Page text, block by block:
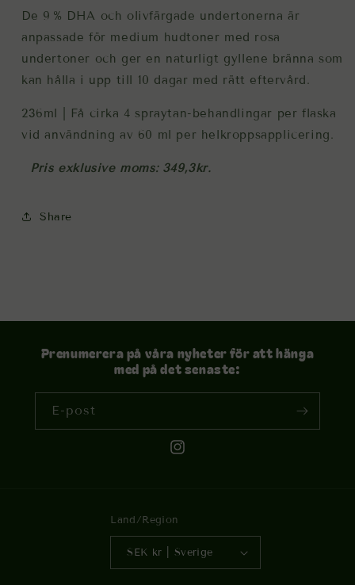
De 9 % DHA och olivfärgade undertonerna är
anpassade för medium hudtoner med rosa
undertoner och ger en naturligt gyllene bränna som
kan hålla i upp till 10 dagar med rätt eftervård.
236ml | Få cirka 4 spraytan-behandlingar per flaska
vid användning av 60 ml per helkroppsapplicering.
Pris exklusive moms: 349,3kr.
Share
Prenumerera på våra nyheter för att hänga
med på det senaste:
E-post
Instagram
Land/Region
SEK kr | Sverige